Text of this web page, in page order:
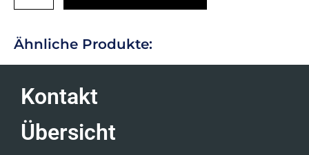
Ähnliche Produkte:
Kontakt
Übersicht